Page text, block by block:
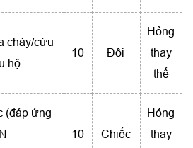
cháy/cứu
hộ
10 Đôi
Hỏng
thay
thế
(đáp ứng
10 Chiếc
Hỏng
thay